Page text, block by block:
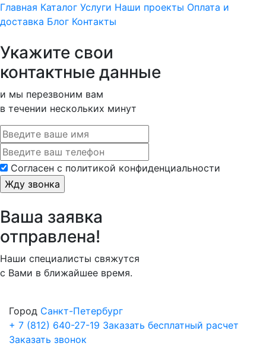
Главная Каталог Услуги Наши проекты Оплата и
доставка Блог Контакты
Укажите свои
контактные данные
и мы перезвоним вам
в течении нескольких минут
Cогласен с политикой конфиденциальности
Ваша заявка
отправлена!
Наши специалисты свяжутся
с Вами в ближайшее время.
Город Санкт-Петербург
+ 7 (812) 640-27-19 Заказать бесплатный расчет
Заказать звонок